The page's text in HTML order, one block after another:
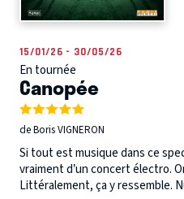
15/01/26 - 30/05/26
En tournée
Canopée
de Boris VIGNERON
Si tout est musique dans ce
vraiment d’un concert électro.
Littéralement, ça y ressemble.